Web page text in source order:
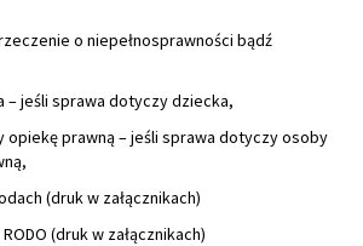
o niepełnosprawności bądź
– jeśli sprawa dotyczy dziecka,
opiekę prawną – jeśli sprawa dotyczy osoby
(druk w załącznikach)
(druk w załącznikach)